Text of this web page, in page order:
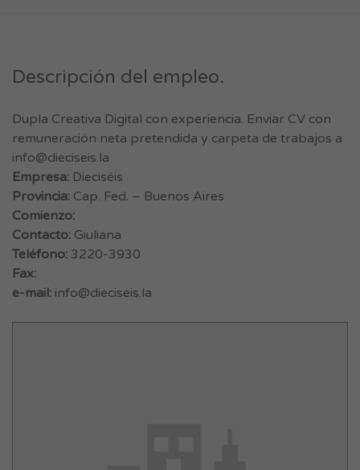
Descripción del empleo.
Dupla Creativa Digital con experiencia. Enviar CV con
remuneración neta pretendida y carpeta de trabajos a
info@dieciseis.la
Empresa: Dieciséis
Provincia: Cap. Fed. – Buenos Aires
Comienzo:
Contacto: Giuliana
Teléfono: 3220-3930
Fax:
e-mail: info@dieciseis.la